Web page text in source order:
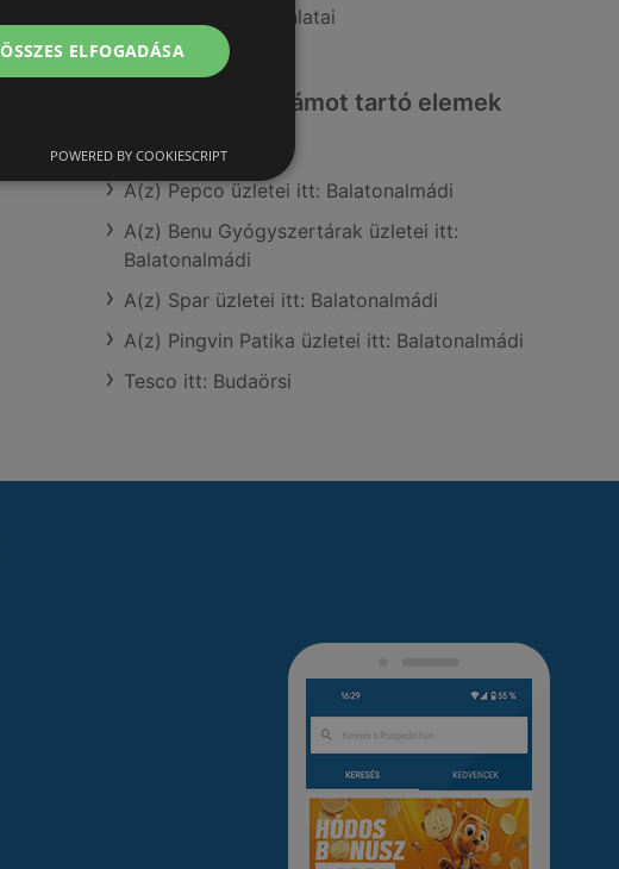
A(z) AlphaZoo ajánlatai
Érdeklődésre számot tartó elemek
A(z) Pepco üzletei itt: Balatonalmádi
A(z) Benu Gyógyszertárak üzletei itt:
Balatonalmádi
A(z) Spar üzletei itt: Balatonalmádi
A(z) Pingvin Patika üzletei itt: Balatonalmádi
Tesco itt: Budaörsi
ÖSSZES ELFOGADÁSA
POWERED BY COOKIESCRIPT